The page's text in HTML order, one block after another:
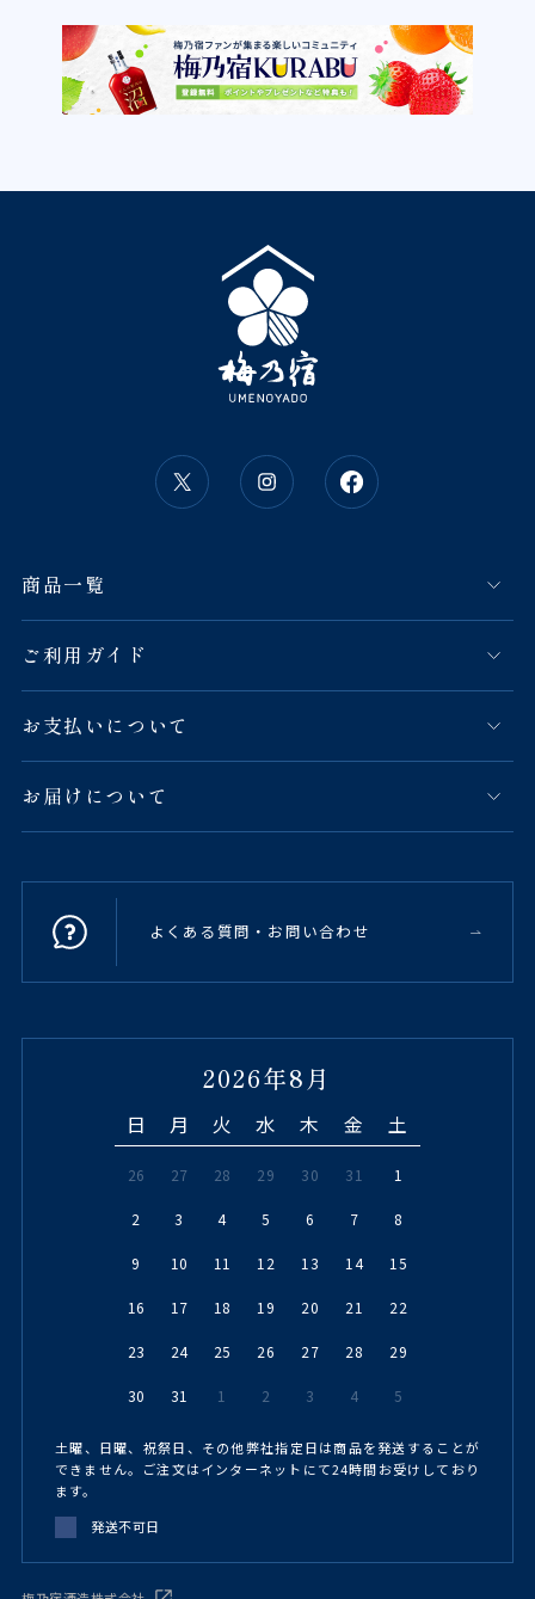
商品一覧
ご利用ガイド
お支払いについて
お届けについて
よくある質問・お問い合わせ
2026年8月
日 月 火 水 木 金 土
26 27 28 29 30 31 1
2 3 4 5 6 7 8
9 10 11 12 13 14 15
16 17 18 19 20 21 22
23 24 25 26 27 28 29
30 31 1 2 3 4 5
土曜、日曜、祝祭日、その他弊社指定日は商品を発送することが
できません。ご注文はインターネットにて24時間お受けしており
ます。
発送不可日